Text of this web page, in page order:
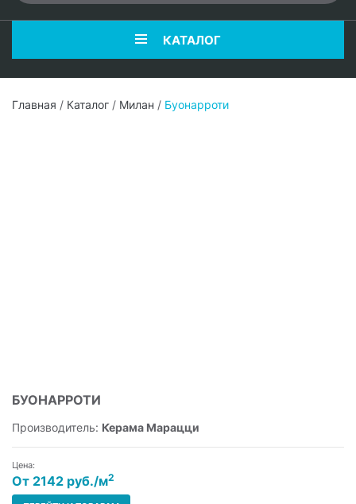
КАТАЛОГ
Главная / Каталог / Милан / Буонарроти
БУОНАРРОТИ
Производитель: Керама Марацци
Цена:
От 2142 руб./м2